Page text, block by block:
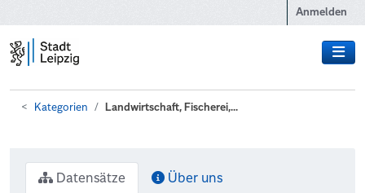
Anmelden
Kategorien Landwirtschaft, Fischerei,...
Datensätze Über uns